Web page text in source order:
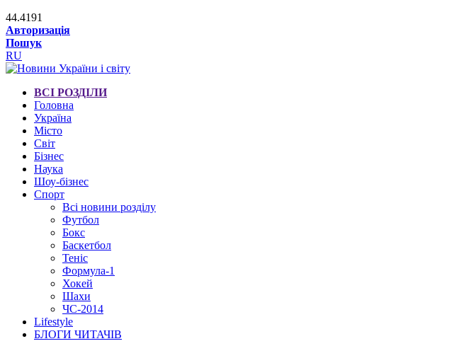
44.4191
Авторизація
Пошук
RU
ВСІ РОЗДІЛИ
Головна
Україна
Місто
Світ
Бізнес
Наука
Шоу-бізнес
Спорт
Всі новини розділу
Футбол
Бокс
Баскетбол
Теніс
Формула-1
Хокей
Шахи
ЧС-2014
Lifestyle
БЛОГИ ЧИТАЧІВ